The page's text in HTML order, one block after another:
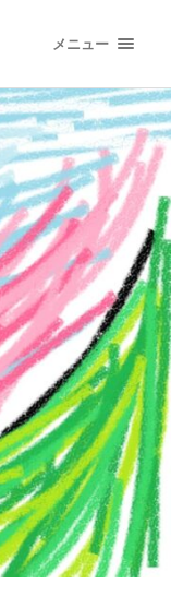
メニュー